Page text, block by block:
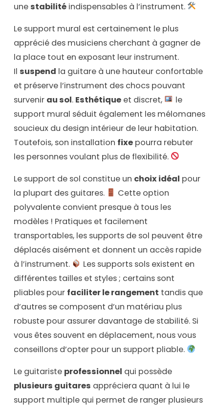
une stabilité indispensables à l’instrument.
Le support mural est certainement le plus
apprécié des musiciens cherchant à gagner de
la place tout en exposant leur instrument.
Il suspend la guitare à une hauteur confortable
et préserve l’instrument des chocs pouvant
survenir au sol. Esthétique et discret,
le
support mural séduit également les mélomanes
soucieux du design intérieur de leur habitation.
Toutefois, son installation fixe pourra rebuter
les personnes voulant plus de flexibilité.
Le support de sol constitue un choix idéal pour
la plupart des guitares.
Cette option
polyvalente convient presque à tous les
modèles ! Pratiques et facilement
transportables, les supports de sol peuvent être
déplacés aisément et donnent un accès rapide
à l’instrument.
Les supports sols existent en
différentes tailles et styles ; certains sont
pliables pour faciliter le rangement tandis que
d’autres se composent d’un matériau plus
robuste pour assurer davantage de stabilité. Si
vous êtes souvent en déplacement, nous vous
conseillons d’opter pour un support pliable.
Le guitariste professionnel qui possède
plusieurs guitares appréciera quant à lui le
support multiple qui permet de ranger plusieurs